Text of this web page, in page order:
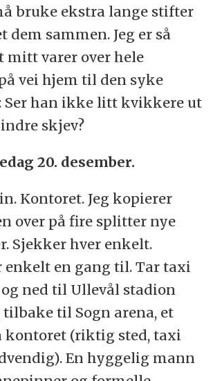
bruke ekstra lange stifter
dem sammen. Jeg er så
mitt varer over hele
vei hjem til den syke
Ser han ikke litt kvikkere ut
skjev?
20. desember.
Kontoret. Jeg kopierer
over på fire splitter nye
Sjekker hver enkelt.
enkelt en gang til. Tar taxi
ned til Ullevål stadion
tilbake til Sogn arena, et
kontoret (riktig sted, taxi
En hyggelig mann